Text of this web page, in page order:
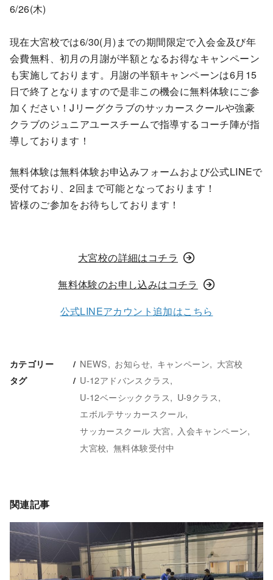
6/26(木)
現在大宮校では6/30(月)までの期間限定で入会金及び年
会費無料、初月の月謝が半額となるお得なキャンペーン
も実施しております。月謝の半額キャンペーンは6月15
日で終了となりますので是非この機会に無料体験にご参
加ください！Jリーグクラブのサッカースクールや強豪
クラブのジュニアユースチームで指導するコーチ陣が指
導しております！
無料体験は無料体験お申込みフォームおよび公式LINEで
受付ており、2回まで可能となっております！
皆様のご参加をお待ちしております！
大宮校の詳細はコチラ
無料体験のお申し込みはコチラ
公式LINEアカウント追加はこちら
カテゴリー NEWS お知らせ キャンペーン 大宮校
タグ
U-12アドバンスクラス
U-12ベーシッククラス
U-9クラス
エボルテサッカースクール
サッカースクール 大宮
入会キャンペーン
大宮校
無料体験受付中
関連記事